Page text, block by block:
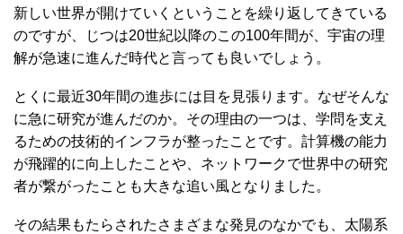
新しい世界が開けていくということを繰り返してきている
のですが、じつは20世紀以降のこの100年間が、宇宙の理
解が急速に進んだ時代と言っても良いでしょう。
とくに最近30年間の進歩には目を見張ります。なぜそんな
に急に研究が進んだのか。その理由の一つは、学問を支え
るための技術的インフラが整ったことです。計算機の能力
が飛躍的に向上したことや、ネットワークで世界中の研究
者が繋がったことも大きな追い風となりました。
その結果もたらされたさまざまな発見のなかでも、太陽系